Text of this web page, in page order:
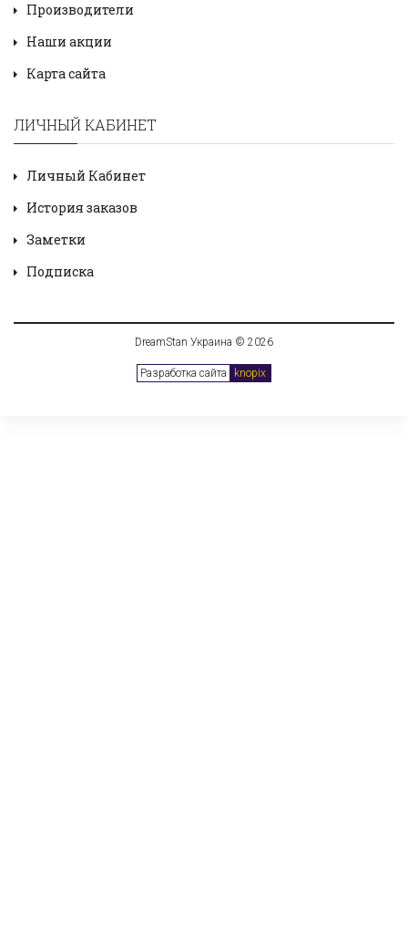
Производители
Наши акции
Карта сайта
ЛИЧНЫЙ КАБИНЕТ
Личный Кабинет
История заказов
Заметки
Подписка
DreamStan Украина © 2026
Разработка сайта knopix